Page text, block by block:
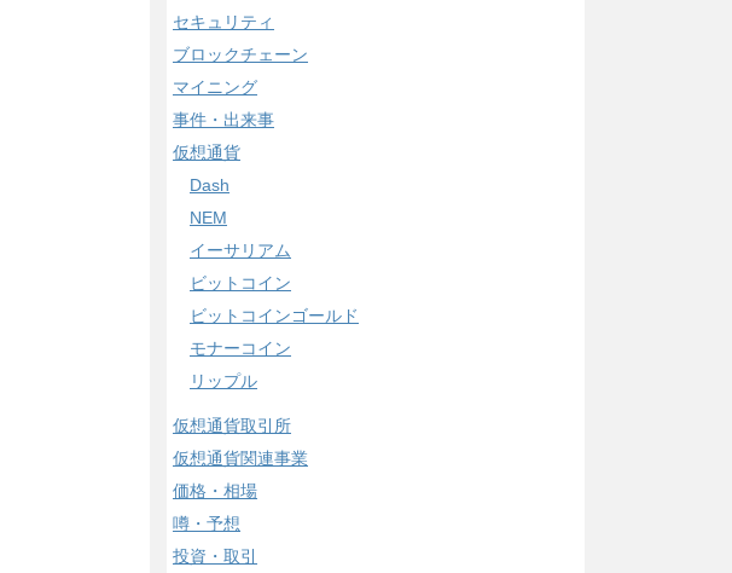
セキュリティ
ブロックチェーン
マイニング
事件・出来事
仮想通貨
Dash
NEM
イーサリアム
ビットコイン
ビットコインゴールド
モナーコイン
リップル
仮想通貨取引所
仮想通貨関連事業
価格・相場
噂・予想
投資・取引